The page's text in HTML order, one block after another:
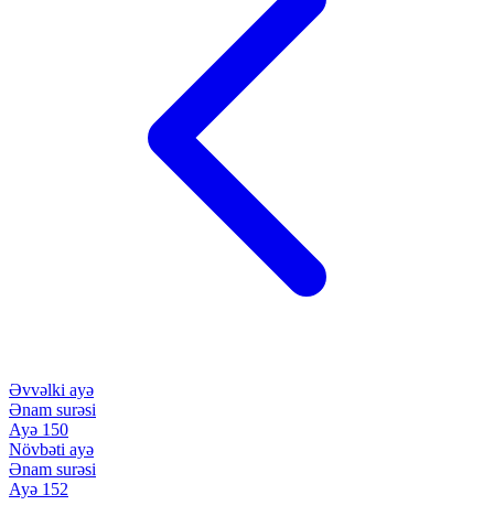
Əvvəlki ayə
Ənam surəsi
Ayə 150
Növbəti ayə
Ənam surəsi
Ayə 152